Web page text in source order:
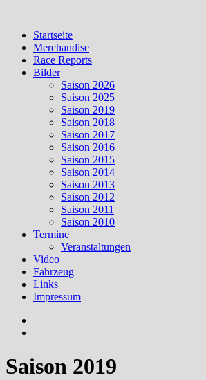
contentStartseite
Merchandise
Race Reports
Bilder
Saison 2026
Saison 2025
Saison 2019
Saison 2018
Saison 2017
Saison 2016
Saison 2015
Saison 2014
Saison 2013
Saison 2012
Saison 2011
Saison 2010
Termine
Veranstaltungen
Video
Fahrzeug
Links
Impressum
Saison 2019